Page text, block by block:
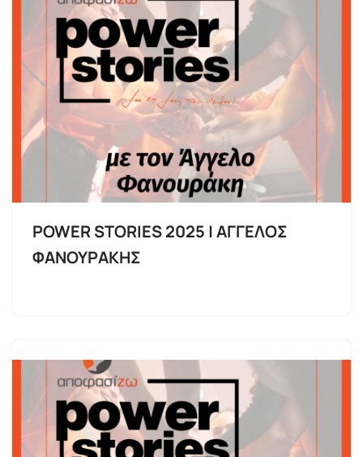
POWER STORIES 2025 | ΑΓΓΕΛΟΣ
ΦΑΝΟΥΡΑΚΗΣ